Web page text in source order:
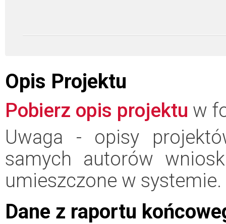
Opis Projektu
Pobierz opis projektu w
Uwaga - opisy
samych autorów
umieszczone w systemie.
Dane z raportu